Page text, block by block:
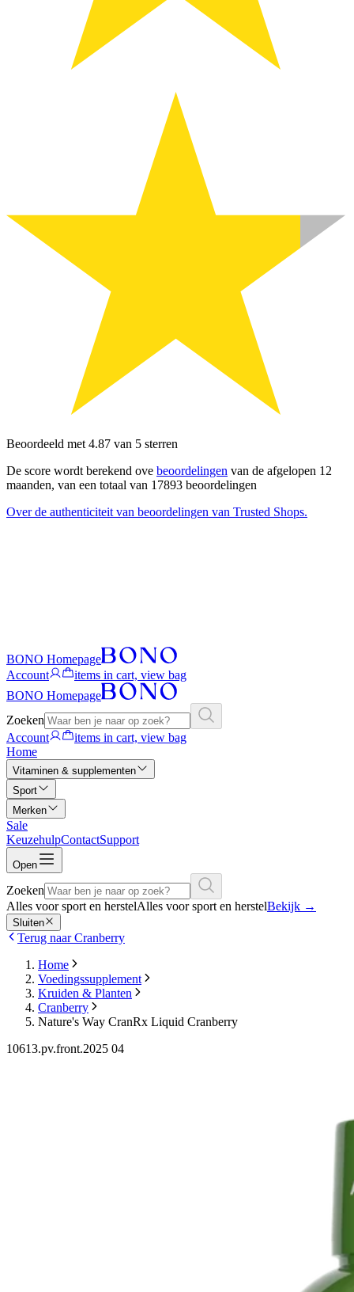
Beoordeeld met 4.87 van 5 sterren
De score wordt berekend ove beoordelingen van de afgelopen 12
maanden, van een totaal van 17893 beoordelingen
Over de authenticiteit van beoordelingen van Trusted Shops.
BONO Homepage
Account
items in cart, view bag
BONO Homepage
Zoeken
Account
items in cart, view bag
Home
Vitaminen & supplementen
Sport
Merken
Sale
KeuzehulpContactSupport
Open
Zoeken
Alles voor sport en herstelAlles voor sport en herstelBekijk →
Sluiten
Terug naar Cranberry
Home
Voedingssupplement
Kruiden & Planten
Cranberry
Nature's Way CranRx Liquid Cranberry
10613.pv.front.2025 04